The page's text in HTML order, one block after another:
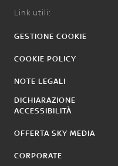
Link utili:
GESTIONE COOKIE
COOKIE POLICY
NOTE LEGALI
DICHIARAZIONE
ACCESSIBILITÀ
OFFERTA SKY MEDIA
CORPORATE